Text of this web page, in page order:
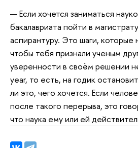
— Если хочется заниматься
бакалавриата пойти в
аспирантуру. Это шаги, которые
чтобы тебя признали ученым
уверенности в своём решении
year, то есть, на годик
ли это, чего хочется. Если
после такого перерыва, это
что наука ему или ей